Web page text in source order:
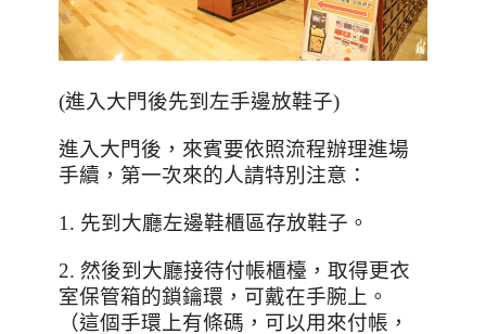
(進入大門後先到左手邊放鞋子)
進入大門後，來賓要依照流程辦理進場
手續，第一次來的人請特別注意：
1. 先到大廳左邊鞋櫃區存放鞋子。
2. 然後到大廳接待付帳櫃檯，取得更衣
室保管箱的鎖鑰環，可戴在手腕上。
（這個手環上有條碼，可以用來付帳，